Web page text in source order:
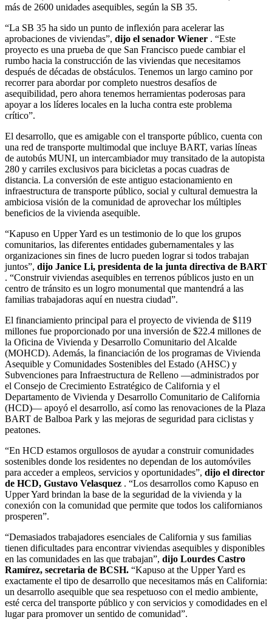
más de 2600 unidades asequibles, según la SB 35.
“La SB 35 ha sido un punto de inflexión para acelerar las
aprobaciones de viviendas”, dijo el senador Wiener . “Este
proyecto es una prueba de que San Francisco puede cambiar el
rumbo hacia la construcción de las viviendas que necesitamos
después de décadas de obstáculos. Tenemos un largo camino por
recorrer para abordar por completo nuestros desafíos de
asequibilidad, pero ahora tenemos herramientas poderosas para
apoyar a los líderes locales en la lucha contra este problema
crítico”.
El desarrollo, que es amigable con el transporte público, cuenta con
una red de transporte multimodal que incluye BART, varias líneas
de autobús MUNI, un intercambiador muy transitado de la autopista
280 y carriles exclusivos para bicicletas a pocas cuadras de
distancia. La conversión de este antiguo estacionamiento en
infraestructura de transporte público, social y cultural demuestra la
ambiciosa visión de la comunidad de aprovechar los múltiples
beneficios de la vivienda asequible.
“Kapuso en Upper Yard es un testimonio de lo que los grupos
comunitarios, las diferentes entidades gubernamentales y las
organizaciones sin fines de lucro pueden lograr si todos trabajan
juntos”, dijo Janice Li, presidenta de la junta directiva de BART
. “Construir viviendas asequibles en terrenos públicos justo en un
centro de tránsito es un logro monumental que mantendrá a las
familias trabajadoras aquí en nuestra ciudad”.
El financiamiento principal para el proyecto de vivienda de $119
millones fue proporcionado por una inversión de $22.4 millones de
la Oficina de Vivienda y Desarrollo Comunitario del Alcalde
(MOHCD). Además, la financiación de los programas de Vivienda
Asequible y Comunidades Sostenibles del Estado (AHSC) y
Subvenciones para Infraestructura de Relleno —administrados por
el Consejo de Crecimiento Estratégico de California y el
Departamento de Vivienda y Desarrollo Comunitario de California
(HCD)— apoyó el desarrollo, así como las renovaciones de la Plaza
BART de Balboa Park y las mejoras de seguridad para ciclistas y
peatones.
“En HCD estamos orgullosos de ayudar a construir comunidades
sostenibles donde los residentes no dependan de los automóviles
para acceder a empleos, servicios y oportunidades”, dijo el director
de HCD, Gustavo Velasquez . “Los desarrollos como Kapuso en
Upper Yard brindan la base de la seguridad de la vivienda y la
conexión con la comunidad que permite que todos los californianos
prosperen”.
“Demasiados trabajadores esenciales de California y sus familias
tienen dificultades para encontrar viviendas asequibles y disponibles
en las comunidades en las que trabajan”, dijo Lourdes Castro
Ramírez, secretaria de BCSH. “Kapuso at the Upper Yard es
exactamente el tipo de desarrollo que necesitamos más en California:
un desarrollo asequible que sea respetuoso con el medio ambiente,
esté cerca del transporte público y con servicios y comodidades en el
lugar para promover un sentido de comunidad”.